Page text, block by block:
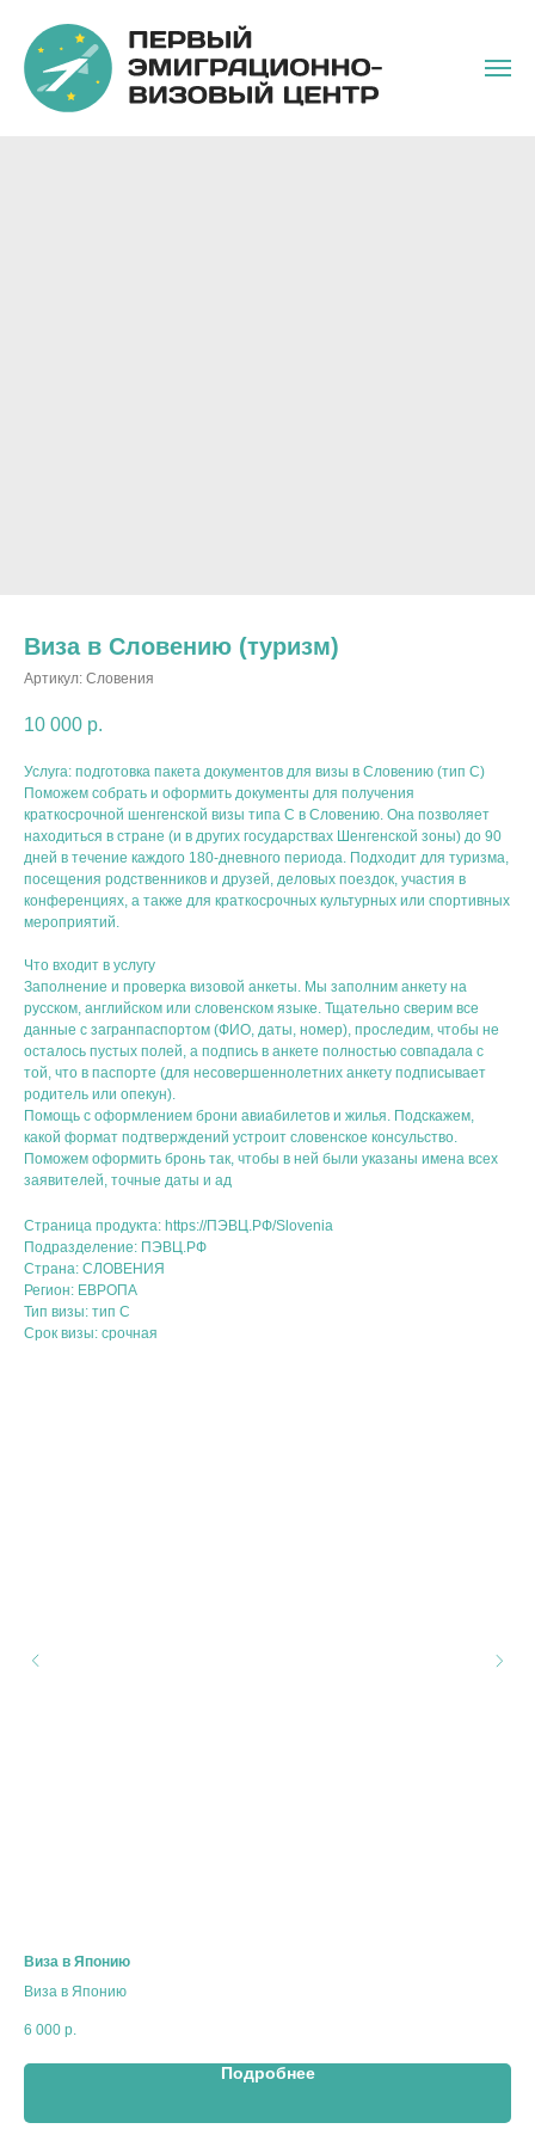
Виза в Словению (туризм)
Артикул: Словения
10 000 р.
Услуга: подготовка пакета документов для визы в Словению (тип C)
Поможем собрать и оформить документы для получения
краткосрочной шенгенской визы типа C в Словению. Она позволяет
находиться в стране (и в других государствах Шенгенской зоны) до 90
дней в течение каждого 180-дневного периода. Подходит для туризма,
посещения родственников и друзей, деловых поездок, участия в
конференциях, а также для краткосрочных культурных или спортивных
мероприятий.
Что входит в услугу
Заполнение и проверка визовой анкеты. Мы заполним анкету на
русском, английском или словенском языке. Тщательно сверим все
данные с загранпаспортом (ФИО, даты, номер), проследим, чтобы не
осталось пустых полей, а подпись в анкете полностью совпадала с
той, что в паспорте (для несовершеннолетних анкету подписывает
родитель или опекун).
Помощь с оформлением брони авиабилетов и жилья. Подскажем,
какой формат подтверждений устроит словенское консульство.
Поможем оформить бронь так, чтобы в ней были указаны имена всех
заявителей, точные даты и ад
Страница продукта: https://ПЭВЦ.РФ/Slovenia
Подразделение: ПЭВЦ.РФ
Страна: СЛОВЕНИЯ
Регион: ЕВРОПА
Тип визы: тип C
Срок визы: срочная
Виза в Японию
Виза в Японию
6 000 р.
Подробнее